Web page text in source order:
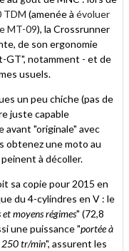
TDM (amenée à évoluer
MT-09), la Crossrunner
de son ergonomie
GT", notamment - et de
usuels.
un peu chiche (pas de
juste capable
avant "originale" avec
obtenez une moto au
à décoller.
sa copie pour 2015 en
du 4-cylindres en V : le
moyens régimes" (72,8
une puissance "portée à
250 tr/min", assurent les